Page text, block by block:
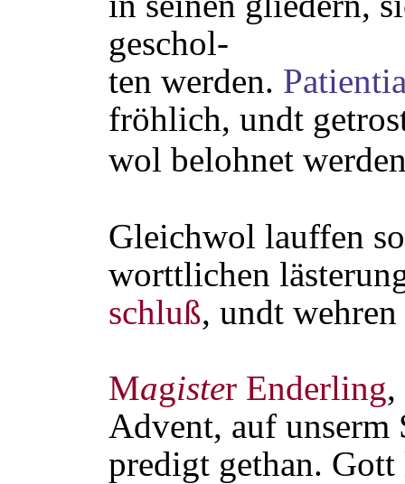
geschol-
ten werden.
fröhlich, undt
wol belohnet
Gleichwol lauffen
worttlichen
schluß, undt
Magister Enderling,
Advent, auf unserm
predigt gethan.